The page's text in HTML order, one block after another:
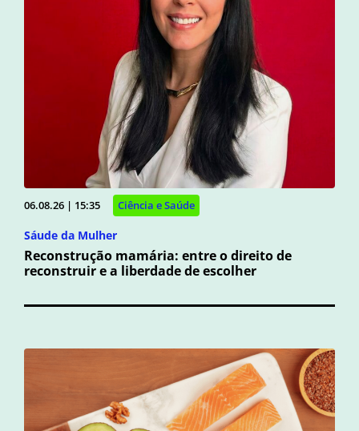
06.08.26 | 15:35 Ciência e Saúde
Sáude da Mulher
Reconstrução mamária: entre o direito de
reconstruir e a liberdade de escolher